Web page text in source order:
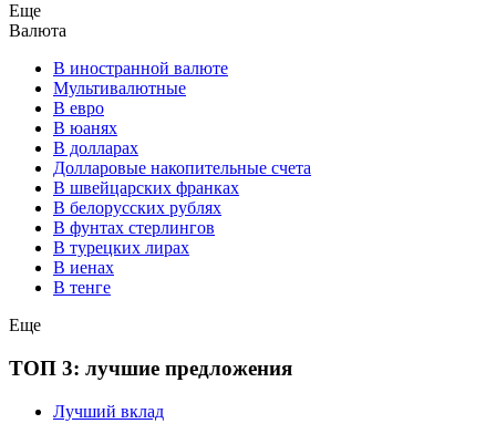
Еще
Валюта
В иностранной валюте
Мультивалютные
В евро
В юанях
В долларах
Долларовые накопительные счета
В швейцарских франках
В белорусских рублях
В фунтах стерлингов
В турецких лирах
В иенах
В тенге
Еще
ТОП 3: лучшие предложения
Лучший вклад